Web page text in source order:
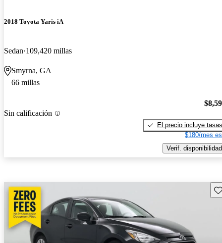
2018 Toyota Yaris iA
Sedan 109,420 millas
Smyrna, GA
66 millas
Sin calificación
El precio incluye tasas
$180/mes
Verif. disponibilidad